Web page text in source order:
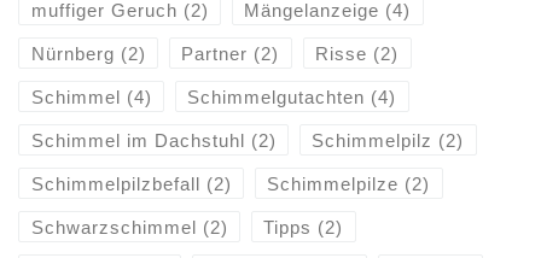
muffiger Geruch (2) Mängelanzeige (4)
Nürnberg (2) Partner (2) Risse (2)
Schimmel (4) Schimmelgutachten (4)
Schimmel im Dachstuhl (2) Schimmelpilz (2)
Schimmelpilzbefall (2) Schimmelpilze (2)
Schwarzschimmel (2) Tipps (2)